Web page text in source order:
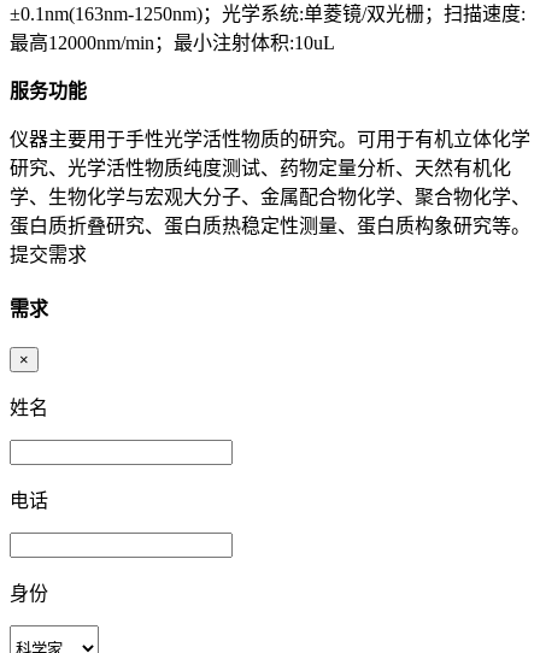
±0.1nm(163nm-1250nm)；光学系统:单菱镜/双光栅；扫描速度:
最高12000nm/min；最小注射体积:10uL
服务功能
仪器主要用于手性光学活性物质的研究。可用于有机立体化学
研究、光学活性物质纯度测试、药物定量分析、天然有机化
学、生物化学与宏观大分子、金属配合物化学、聚合物化学、
蛋白质折叠研究、蛋白质热稳定性测量、蛋白质构象研究等。
提交需求
需求
×
姓名
电话
身份